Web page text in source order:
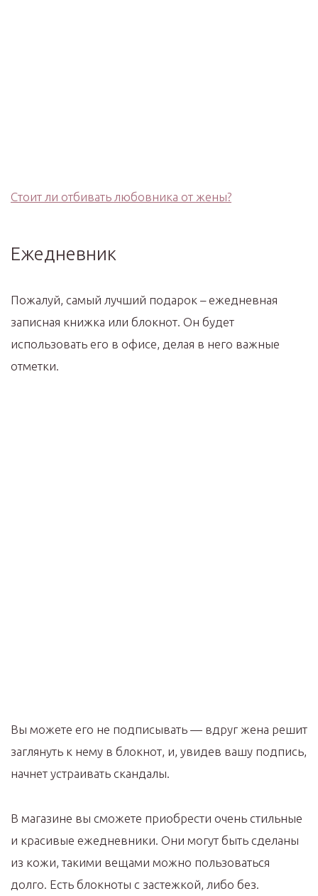
Стоит ли отбивать любовника от жены?
Ежедневник
Пожалуй, самый лучший подарок – ежедневная
записная книжка или блокнот. Он будет
использовать его в офисе, делая в него важные
отметки.
Вы можете его не подписывать — вдруг жена решит
заглянуть к нему в блокнот, и, увидев вашу подпись,
начнет устраивать скандалы.
В магазине вы сможете приобрести очень стильные
и красивые ежедневники. Они могут быть сделаны
из кожи, такими вещами можно пользоваться
долго. Есть блокноты с застежкой, либо без.